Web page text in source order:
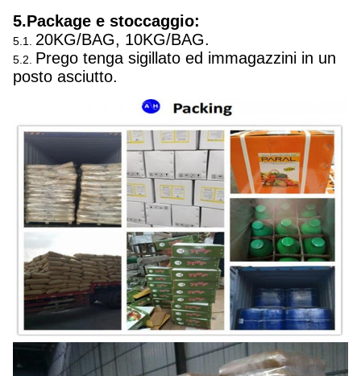
5.Package e stoccaggio:
5.1. 20KG/BAG, 10KG/BAG.
5.2. Prego tenga sigillato ed immagazzini in un
posto asciutto.